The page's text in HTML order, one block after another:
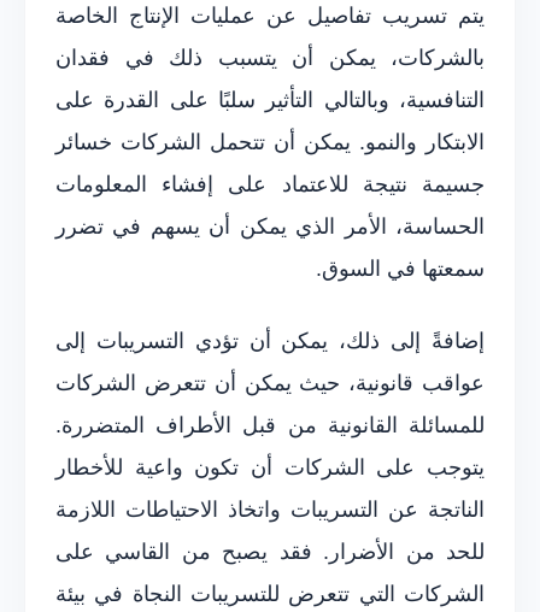
يتم تسريب تفاصيل عن عمليات الإنتاج الخاصة
بالشركات، يمكن أن يتسبب ذلك في فقدان
التنافسية، وبالتالي التأثير سلبًا على القدرة على
الابتكار والنمو. يمكن أن تتحمل الشركات خسائر
جسيمة نتيجة للاعتماد على إفشاء المعلومات
الحساسة، الأمر الذي يمكن أن يسهم في تضرر
سمعتها في السوق.
إضافةً إلى ذلك، يمكن أن تؤدي التسريبات إلى
عواقب قانونية، حيث يمكن أن تتعرض الشركات
للمسائلة القانونية من قبل الأطراف المتضررة.
يتوجب على الشركات أن تكون واعية للأخطار
الناتجة عن التسريبات واتخاذ الاحتياطات اللازمة
للحد من الأضرار. فقد يصبح من القاسي على
الشركات التي تتعرض للتسريبات النجاة في بيئة